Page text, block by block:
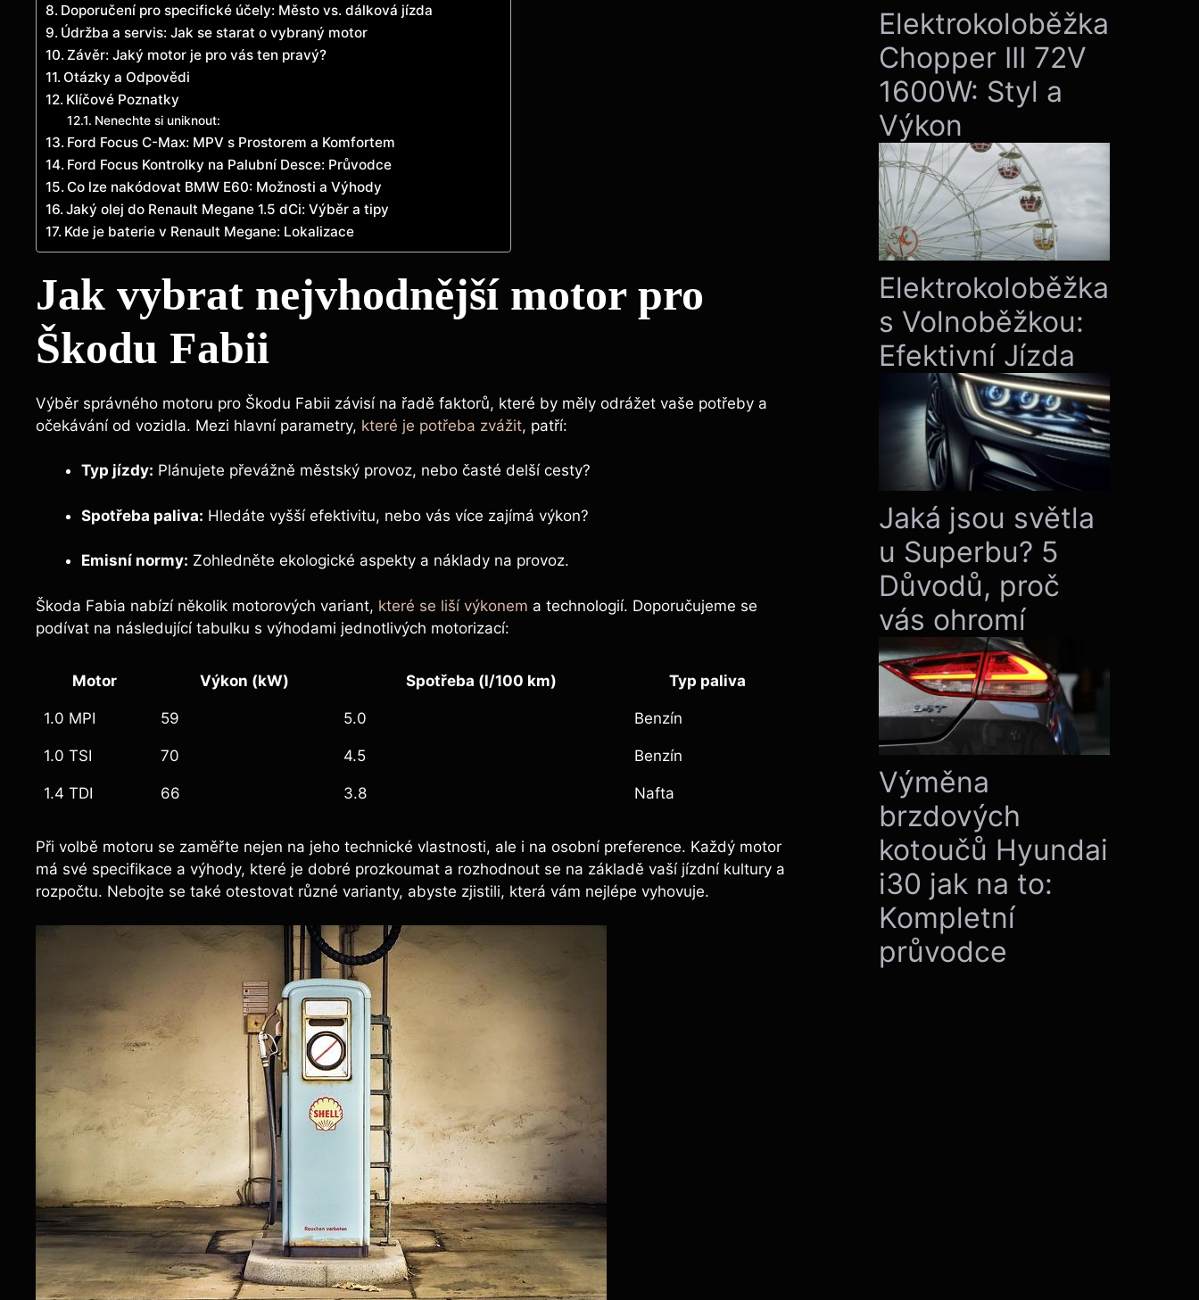
Doporučení pro specifické účely: Město vs. dálková jízda
Údržba a servis: Jak se starat o vybraný motor
Závěr: Jaký motor je pro vás ten pravý?
Otázky a Odpovědi
Klíčové Poznatky
Nenechte si uniknout:
Ford Focus C-Max: MPV s Prostorem a Komfortem
Ford Focus Kontrolky na Palubní Desce: Průvodce
Co lze nakódovat BMW E60: Možnosti a Výhody
Jaký olej do Renault Megane 1.5 dCi: Výběr a tipy
Kde je baterie v Renault Megane: Lokalizace
Jak vybrat nejvhodnější motor pro
Škodu Fabii
Výběr správného motoru pro Škodu Fabii závisí na řadě faktorů, které by měly odrážet vaše potřeby a
očekávání od vozidla. Mezi hlavní parametry, které je potřeba zvážit, patří:
Typ jízdy: Plánujete převážně městský provoz, nebo časté delší cesty?
Spotřeba paliva: Hledáte vyšší efektivitu, nebo vás více zajímá výkon?
Emisní normy: Zohledněte ekologické aspekty a náklady na provoz.
Škoda Fabia nabízí několik motorových variant, které se liší výkonem a technologií. Doporučujeme se
podívat na následující tabulku s výhodami jednotlivých motorizací:
Motor Výkon (kW) Spotřeba (l/100 km) Typ paliva
1.0 MPI 59 5.0 Benzín
1.0 TSI 70 4.5 Benzín
1.4 TDI 66 3.8 Nafta
Při volbě motoru se zaměřte nejen na jeho technické vlastnosti, ale i na osobní preference. Každý motor
má své specifikace a výhody, které je dobré prozkoumat a rozhodnout se na základě vaší jízdní kultury a
rozpočtu. Nebojte se také otestovat různé varianty, abyste zjistili, která vám nejlépe vyhovuje.
Elektrokoloběžka
Chopper III 72V
1600W: Styl a
Výkon
Elektrokoloběžka
s Volnoběžkou:
Efektivní Jízda
Jaká jsou světla
u Superbu? 5
Důvodů, proč
vás ohromí
Výměna
brzdových
kotoučů Hyundai
i30 jak na to:
Kompletní
průvodce